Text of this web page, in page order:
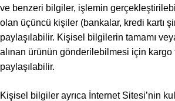
ve benzeri bilgiler, işlemin
olan üçüncü kişiler (bankalar, kredi kartı
paylaşılabilir. Kişisel bilgilerin tamamı
alınan ürünün gönderilebilmesi için kargo
paylaşılabilir.
Kişisel bilgiler ayrıca İnternet Sitesi’nin